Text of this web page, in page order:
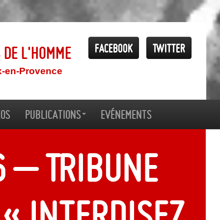
Twitter
Facebook
l'Homme
en-Provence
Publications Evénements
– Tribune